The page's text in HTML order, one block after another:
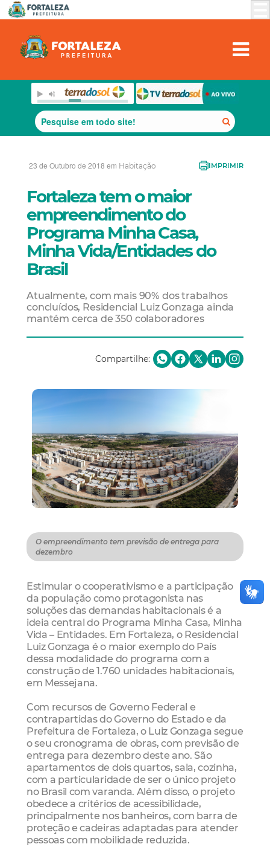
23 de Outubro de 2018 em Habitação IMPRIMIR
Fortaleza tem o maior
empreendimento do
Programa Minha Casa,
Minha Vida/Entidades do
Brasil
Atualmente, com mais 90% dos trabalhos
concluídos, Residencial Luiz Gonzaga ainda
mantém cerca de 350 colaboradores
Compartilhe:
O empreendimento tem previsão de entrega para
dezembro
Estimular o cooperativismo e a participação
da população como protagonista nas
soluções das demandas habitacionais é a
ideia central do Programa Minha Casa, Minha
Vida – Entidades. Em Fortaleza, o Residencial
Luiz Gonzaga é o maior exemplo do País
dessa modalidade do programa com a
construção de 1.760 unidades habitacionais,
em Messejana.
Com recursos de Governo Federal e
contrapartidas do Governo do Estado e da
Prefeitura de Fortaleza, o Luiz Gonzaga segue
o seu cronograma de obras, com previsão de
entrega para dezembro deste ano. São
apartamentos de dois quartos, sala, cozinha,
com a particularidade de ser o único projeto
no Brasil com varanda. Além disso, o projeto
obedece a critérios de acessibilidade,
principalmente nos banheiros, com barra de
proteção e cadeiras adaptadas para atender
pessoas com mobilidade reduzida.